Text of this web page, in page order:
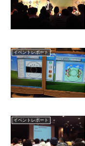
イベントレポート
イベントレポート